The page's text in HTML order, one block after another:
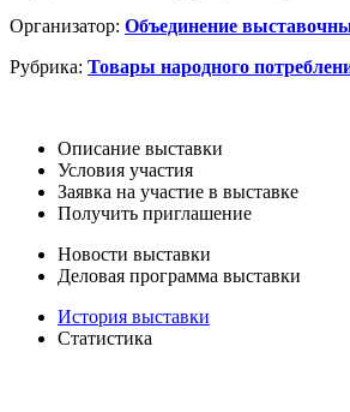
Организатор: Объединение
Рубрика: Товары народного
Описание выставки
Условия участия
Заявка на участие в выставке
Получить приглашение
Новости выставки
Деловая программа выставки
История выставки
Статистика